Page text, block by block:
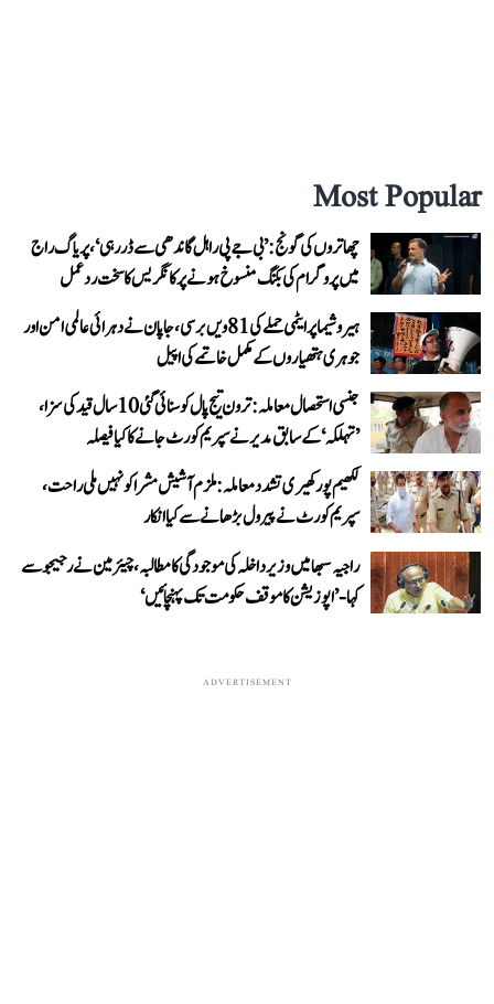
Most Popular
چھاتروں کی گونج: ’بی جے پی راہل گاندھی سے ڈر رہی‘، پریاگ راج
میں پروگرام کی بکنگ منسوخ ہونے پر کانگریس کا سخت ردعمل
ہیروشیما پر ایٹمی حملے کی 81ویں برسی، جاپان نے دہرائی عالمی امن اور
جوہری ہتھیاروں کے مکمل خاتمے کی اپیل
جنسی استحصال معاملہ: ترون تیج پال کو سنائی گئی 10 سال قید کی سزا،
’تہلکہ‘ کے سابق مدیر نے سپریم کورٹ جانے کا کیا فیصلہ
لکھیم پور کھیری تشدد معاملہ: ملزم آشیش مشرا کو نہیں ملی راحت،
سپریم کورٹ نے پیرول بڑھانے سے کیا انکار
راجیہ سبھا میں وزیر داخلہ کی موجودگی کا مطالبہ، چیئرمین نے رجیجو سے
کہا- ’اپوزیشن کا موقف حکومت تک پہنچائیں‘
ADVERTISEMENT